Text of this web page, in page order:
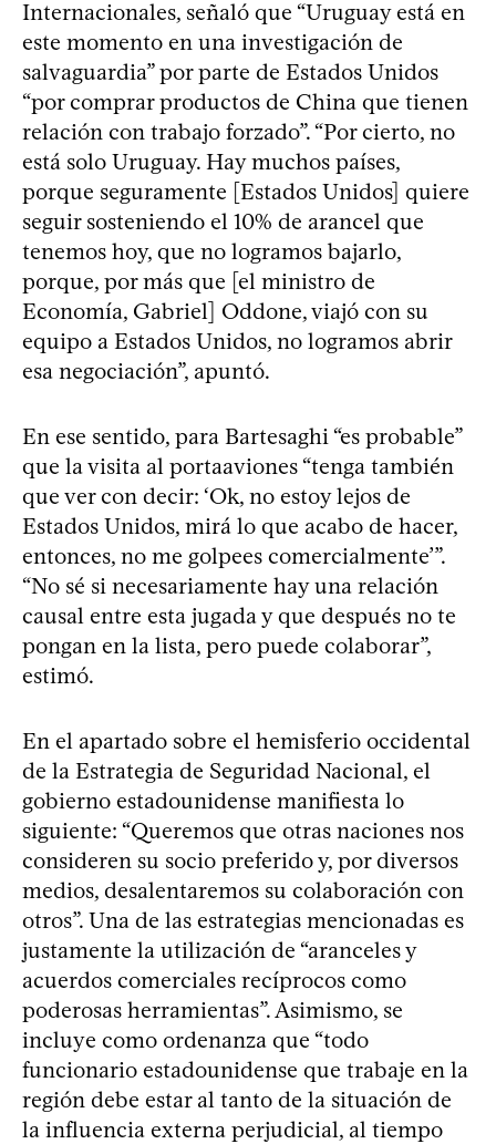
Internacionales, señaló que “Uruguay está en
este momento en una investigación de
salvaguardia” por parte de Estados Unidos
“por comprar productos de China que tienen
relación con trabajo forzado”. “Por cierto, no
está solo Uruguay. Hay muchos países,
porque seguramente [Estados Unidos] quiere
seguir sosteniendo el 10% de arancel que
tenemos hoy, que no logramos bajarlo,
porque, por más que [el ministro de
Economía, Gabriel] Oddone, viajó con su
equipo a Estados Unidos, no logramos abrir
esa negociación”, apuntó.
En ese sentido, para Bartesaghi “es probable”
que la visita al portaaviones “tenga también
que ver con decir: ‘Ok, no estoy lejos de
Estados Unidos, mirá lo que acabo de hacer,
entonces, no me golpees comercialmente’”.
“No sé si necesariamente hay una relación
causal entre esta jugada y que después no te
pongan en la lista, pero puede colaborar”,
estimó.
En el apartado sobre el hemisferio occidental
de la Estrategia de Seguridad Nacional, el
gobierno estadounidense manifiesta lo
siguiente: “Queremos que otras naciones nos
consideren su socio preferido y, por diversos
medios, desalentaremos su colaboración con
otros”. Una de las estrategias mencionadas es
justamente la utilización de “aranceles y
acuerdos comerciales recíprocos como
poderosas herramientas”. Asimismo, se
incluye como ordenanza que “todo
funcionario estadounidense que trabaje en la
región debe estar al tanto de la situación de
la influencia externa perjudicial, al tiempo